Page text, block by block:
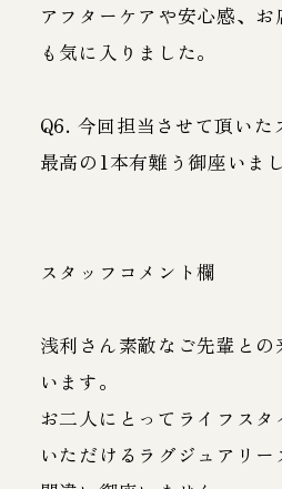
アフターケアや安心感、
も気に入りました。
Q6. 今回担当させて頂いた
最高の1本有難う御座いまし
スタッフコメント欄
浅利さん素敵なご先輩と
います。
お二人にとってライフス
いただけるラグジュアリ